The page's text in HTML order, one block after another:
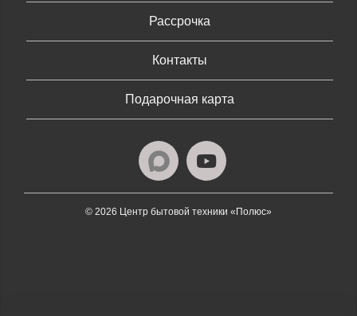
Рассрочка
Контакты
Подарочная карта
© 2026 Центр бытовой техники «Полюс»